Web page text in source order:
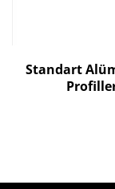
Standart